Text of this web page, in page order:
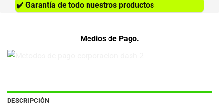
✔️ Garantía de todo nuestros productos
Medios de Pago.
DESCRIPCIÓN